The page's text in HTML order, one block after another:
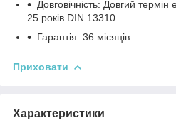
Довговічність: Довгий
25 років DIN 13310
Гарантія: 36 місяців
Приховати
Характеристики